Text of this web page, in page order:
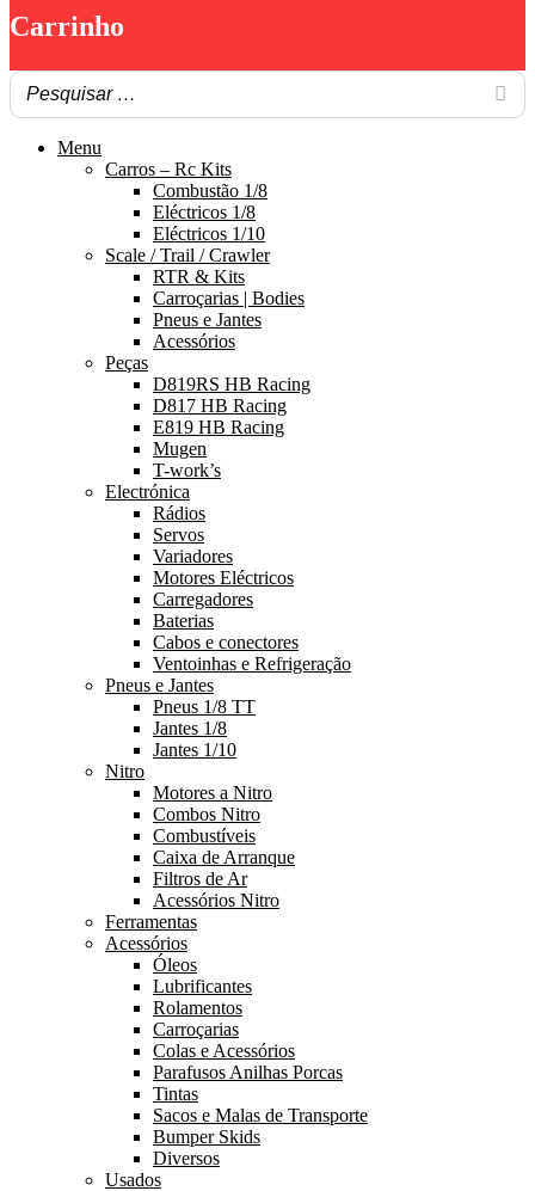
Carrinho
Menu
Carros – Rc Kits
Combustão 1/8
Eléctricos 1/8
Eléctricos 1/10
Scale / Trail / Crawler
RTR & Kits
Carroçarias | Bodies
Pneus e Jantes
Acessórios
Peças
D819RS HB Racing
D817 HB Racing
E819 HB Racing
Mugen
T-work’s
Electrónica
Rádios
Servos
Variadores
Motores Eléctricos
Carregadores
Baterias
Cabos e conectores
Ventoinhas e Refrigeração
Pneus e Jantes
Pneus 1/8 TT
Jantes 1/8
Jantes 1/10
Nitro
Motores a Nitro
Combos Nitro
Combustíveis
Caixa de Arranque
Filtros de Ar
Acessórios Nitro
Ferramentas
Acessórios
Óleos
Lubrificantes
Rolamentos
Carroçarias
Colas e Acessórios
Parafusos Anilhas Porcas
Tintas
Sacos e Malas de Transporte
Bumper Skids
Diversos
Usados